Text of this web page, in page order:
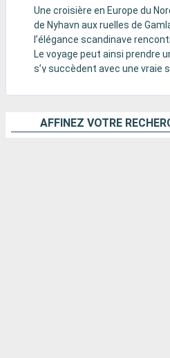
Une croisière en Europe du
de Nyhavn aux ruelles de
l’élégance scandinave
Le voyage peut ainsi prendre
s’y succèdent avec une vraie
AFFINEZ VOTRE